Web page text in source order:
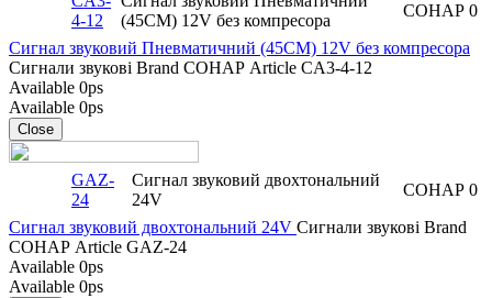
4-12
(45CM) 12V без компресора
СОНАР 0
Сигнал звуковий Пневматичний (45CM) 12V без компресора
Сигнали звукові Brand СОНАР Article CA3-4-12
Available 0ps
Available 0ps
Close
GAZ-
24
Сигнал звуковий двохтональний
24V
СОНАР 0
Сигнал звуковий двохтональний 24V Сигнали звукові Brand
СОНАР Article GAZ-24
Available 0ps
Available 0ps